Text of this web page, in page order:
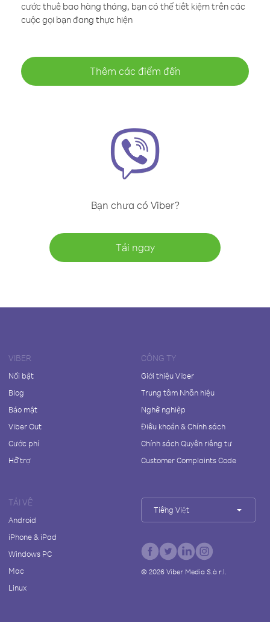
cước thuê bao hàng tháng, bạn có thể tiết kiệm trên các
cuộc gọi bạn đang thực hiện
Thêm các điểm đến
Bạn chưa có Viber?
Tải ngay
VIBER
Nổi bật
Blog
Bảo mật
Viber Out
Cước phí
Hỗ trợ
CÔNG TY
Giới thiệu Viber
Trung tâm Nhãn hiệu
Nghề nghiệp
Điều khoản & Chính sách
Chính sách Quyền riêng tư
Customer Complaints Code
TẢI VỀ
Android
iPhone & iPad
Windows PC
Mac
Linux
Tiếng Việt
© 2026Viber Media S.à r.l.